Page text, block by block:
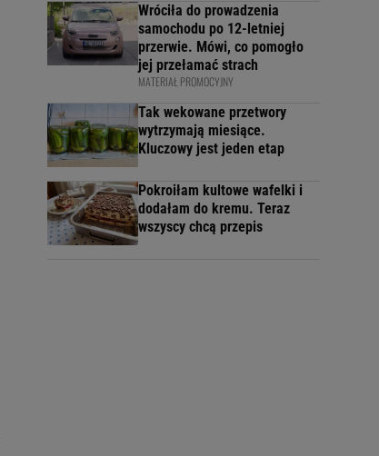
Wróciła do prowadzenia
samochodu po 12-letniej
przerwie. Mówi, co pomogło
jej przełamać strach
MATERIAŁ PROMOCYJNY
Tak wekowane przetwory
wytrzymają miesiące.
Kluczowy jest jeden etap
Pokroiłam kultowe wafelki i
dodałam do kremu. Teraz
wszyscy chcą przepis